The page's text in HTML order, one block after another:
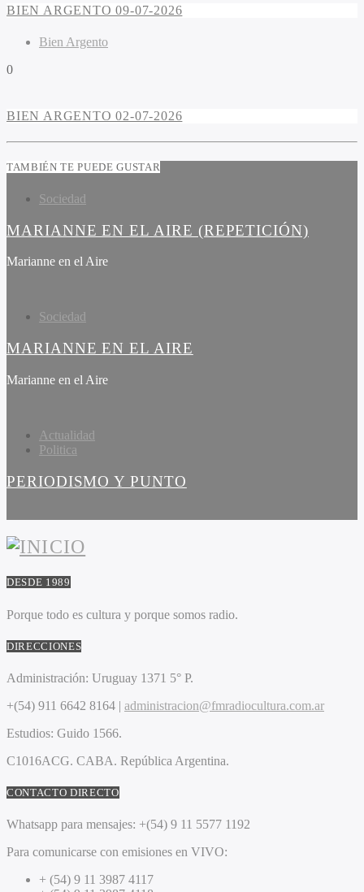
BIEN ARGENTO 09-07-2026
Bien Argento
0
BIEN ARGENTO 02-07-2026
TAMBIÉN TE PUEDE GUSTAR
Sociedad
MARIANNE EN EL AIRE (REPETICIÓN)
Marianne en el Aire
Sociedad
MARIANNE EN EL AIRE
Marianne en el Aire
Actualidad
Politica
PERIODISMO Y PUNTO
DESDE 1989
Porque todo es cultura y porque somos radio.
DIRECCIONES
Administración: Uruguay 1371 5° P.
+(54) 911 6642 8164 | administracion@fmradiocultura.com.ar
Estudios: Guido 1566.
C1016ACG. CABA. República Argentina.
CONTACTO DIRECTO
Whatsapp para mensajes: +(54) 9 11 5577 1192
Para comunicarse con emisiones en VIVO:
+ (54) 9 11 3987 4117